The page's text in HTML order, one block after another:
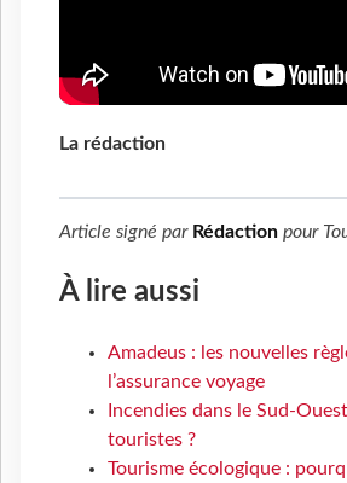
La rédaction
Article signé par Rédaction pour
À lire aussi
Amadeus : les nouvelles
l’assurance voyage
Incendies dans le Sud-
touristes ?
Tourisme écologique :